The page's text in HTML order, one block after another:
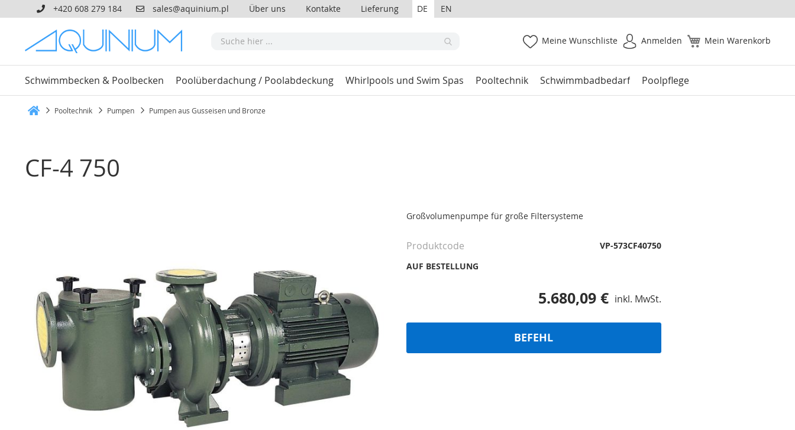
+420 608 279 184 sales@aquinium.pl Über uns Kontakte Lieferung DE EN
Mein Warenkorb
Meine Wunschliste Anmelden
Schwimmbecken & Poolbecken Poolüberdachung / Poolabdeckung Whirlpools und Swim Spas Pooltechnik Schwimmbadbedarf Poolpflege
Pooltechnik Pumpen Pumpen aus Gusseisen und Bronze
CF-4 750
Großvolumenpumpe für große Filtersysteme
5.680,09 € inkl. MwSt.
AUF BESTELLUNG
Produktcode VP-573CF40750
BEFEHL